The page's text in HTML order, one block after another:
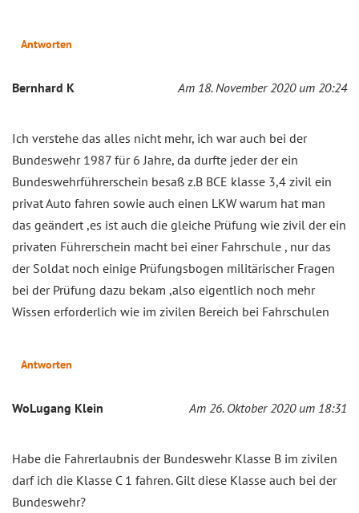
Antworten
Bernhard K Am 18. November 2020 um 20:24
Ich verstehe das alles nicht mehr, ich war auch bei der
Bundeswehr 1987 für 6 Jahre, da durfte jeder der ein
Bundeswehrführerschein besaß z.B BCE klasse 3,4 zivil ein
privat Auto fahren sowie auch einen LKW warum hat man
das geändert ,es ist auch die gleiche Prüfung wie zivil der ein
privaten Führerschein macht bei einer Fahrschule , nur das
der Soldat noch einige Prüfungsbogen militärischer Fragen
bei der Prüfung dazu bekam ,also eigentlich noch mehr
Wissen erforderlich wie im zivilen Bereich bei Fahrschulen
Antworten
WoLugang Klein Am 26. Oktober 2020 um 18:31
Habe die Fahrerlaubnis der Bundeswehr Klasse B im zivilen
darf ich die Klasse C 1 fahren. Gilt diese Klasse auch bei der
Bundeswehr?